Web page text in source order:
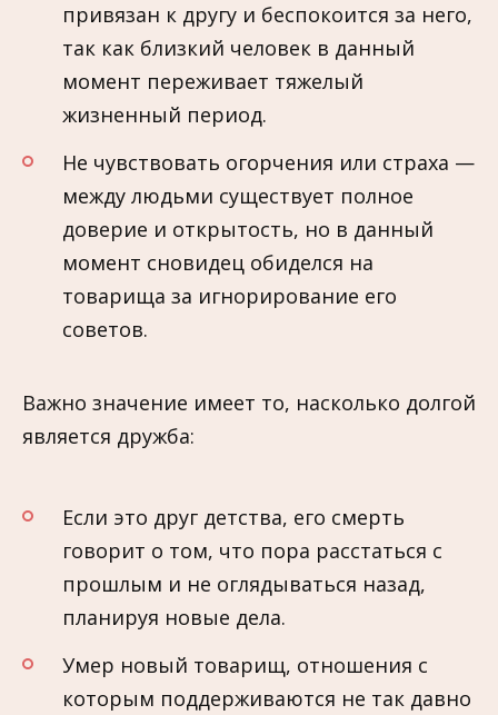
привязан к другу и беспокоится за него,
так как близкий человек в данный
момент переживает тяжелый
жизненный период.
Не чувствовать огорчения или страха —
между людьми существует полное
доверие и открытость, но в данный
момент сновидец обиделся на
товарища за игнорирование его
советов.
Важно значение имеет то, насколько долгой
является дружба:
Если это друг детства, его смерть
говорит о том, что пора расстаться с
прошлым и не оглядываться назад,
планируя новые дела.
Умер новый товарищ, отношения с
которым поддерживаются не так давно